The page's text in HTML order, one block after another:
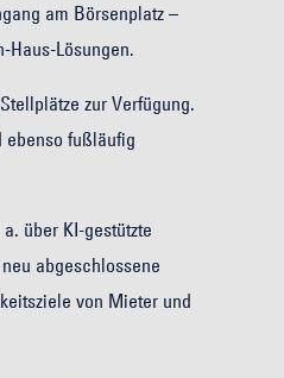
am Börsenplatz –
Haus-Lösungen.
zur Verfügung.
ebenso fußläufig
über KI-gestützte
abgeschlossene
von Mieter und